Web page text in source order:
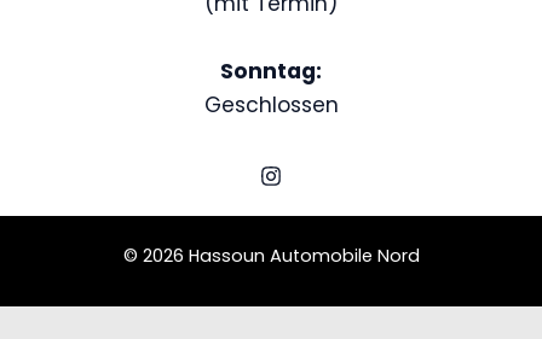
Sonntag:
Geschlossen
© 2026 Hassoun Automobile Nord